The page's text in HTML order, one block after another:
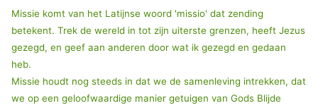
Missie komt van het Latijnse woord 'missio' dat zending
betekent. Trek de wereld in tot zijn uiterste grenzen, heeft Jezus
gezegd, en geef aan anderen door wat ik gezegd en gedaan
heb.
Missie houdt nog steeds in dat we de samenleving intrekken, dat
we op een geloofwaardige manier getuigen van Gods Blijde